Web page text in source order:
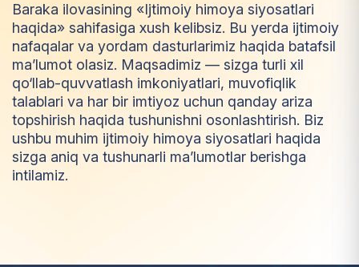
Baraka ilovasining «Ijtimoiy himoya siyosatlari
haqida» sahifasiga xush kelibsiz. Bu yerda ijtimoiy
nafaqalar va yordam dasturlarimiz haqida batafsil
ma’lumot olasiz. Maqsadimiz — sizga turli xil
qo‘llab-quvvatlash imkoniyatlari, muvofiqlik
talablari va har bir imtiyoz uchun qanday ariza
topshirish haqida tushunishni osonlashtirish. Biz
ushbu muhim ijtimoiy himoya siyosatlari haqida
sizga aniq va tushunarli ma’lumotlar berishga
intilamiz.